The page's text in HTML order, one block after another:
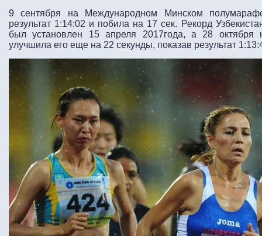
9 сентября на Международном Минском
результат 1:14:02 и побила на 17 сек. Рекорд
был установлен 15 апреля 2017года, а 28 октября
улучшила его еще на 22 секунды, показав результат